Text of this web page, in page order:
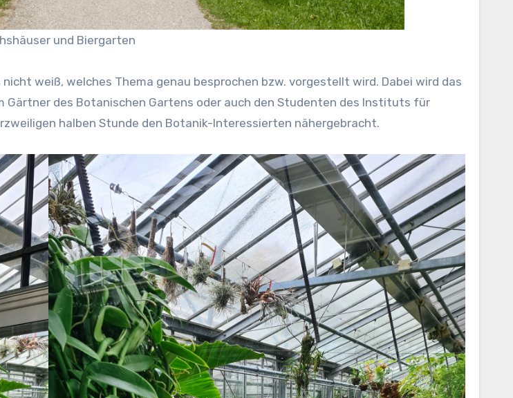
und Biergarten
weiß, welches Thema genau besprochen bzw. vorgestellt wird. Dabei wird das
Gärtner des Botanischen Gartens oder auch den Studenten des Instituts für
halben Stunde den Botanik-Interessierten nähergebracht.